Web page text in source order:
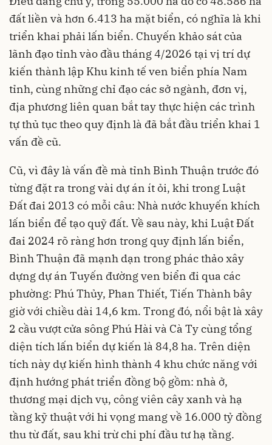
đất liền và hơn 6.413 ha mặt biển, có nghĩa là khi
triển khai phải lấn biển. Chuyến khảo sát của
lãnh đạo tỉnh vào đầu tháng 4/2026 tại vị trí dự
kiến thành lập Khu kinh tế ven biển phía Nam
tỉnh, cùng những chỉ đạo các sở ngành, đơn vị,
địa phương liên quan bắt tay thực hiện các trình
tự thủ tục theo quy định là đã bắt đầu triển khai 1
vấn đề cũ.
Cũ, vì đây là vấn đề mà tỉnh Bình Thuận trước đó
từng đặt ra trong vài dự án ít ỏi, khi trong Luật
Đất đai 2013 có mỗi câu: Nhà nước khuyến khích
lấn biển để tạo quỹ đất. Về sau này, khi Luật Đất
đai 2024 rõ ràng hơn trong quy định lấn biển,
Bình Thuận đã mạnh dạn trong phác thảo xây
dựng dự án Tuyến đường ven biển đi qua các
phường: Phú Thủy, Phan Thiết, Tiến Thành bây
giờ với chiều dài 14,6 km. Trong đó, nổi bật là xây
2 cầu vượt cửa sông Phú Hài và Cà Ty cùng tổng
diện tích lấn biển dự kiến là 84,8 ha. Trên diện
tích này dự kiến hình thành 4 khu chức năng với
định hướng phát triển đồng bộ gồm: nhà ở,
thương mại dịch vụ, công viên cây xanh và hạ
tầng kỹ thuật với hi vọng mang về 16.000 tỷ đồng
thu từ đất, sau khi trừ chi phí đầu tư hạ tầng.